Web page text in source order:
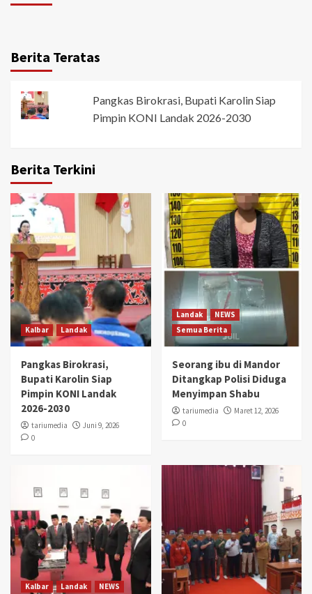
Berita Teratas
Pangkas Birokrasi, Bupati Karolin Siap
Pimpin KONI Landak 2026-2030
Berita Terkini
Kalbar Landak
Pangkas Birokrasi,
Bupati Karolin Siap
Pimpin KONI Landak
2026-2030
tariumedia
Juni 9, 2026
0
Landak
NEWS
Semua Berita
Seorang ibu di Mandor
Ditangkap Polisi Diduga
Menyimpan Shabu
tariumedia
Maret 12, 2026
0
Kalbar Landak
NEWS